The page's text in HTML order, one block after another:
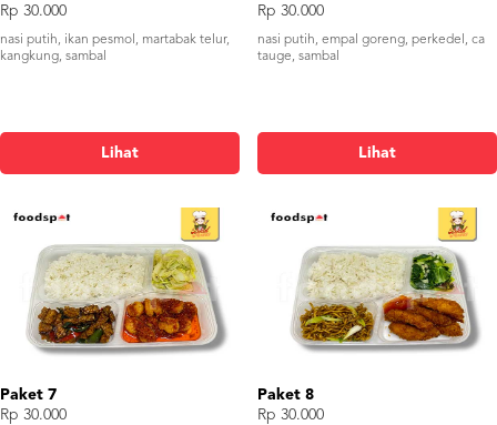
Rp 30.000
nasi putih, ikan pesmol, martabak telur,
kangkung, sambal
Lihat
Rp 30.000
nasi putih, empal goreng, perkedel, ca
tauge, sambal
Lihat
Paket 7
Rp 30.000
Paket 8
Rp 30.000